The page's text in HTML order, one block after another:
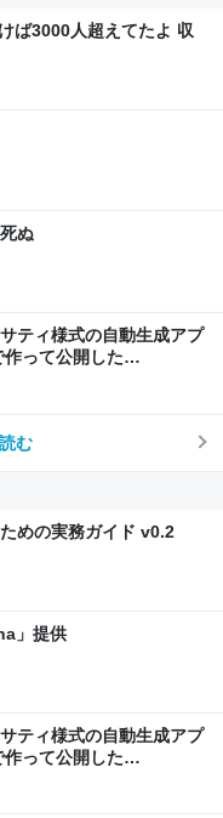
ば3000人超えてたよ 収
ぬ
ティ様式の自動生成アプ
って公開した
む
めの実務ガイド v0.2
」提供
ティ様式の自動生成アプ
って公開した